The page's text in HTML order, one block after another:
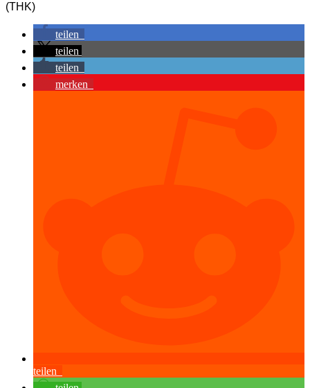
(THK)
teilen
teilen
teilen
merken
teilen